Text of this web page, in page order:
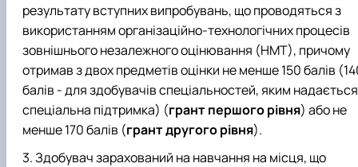
результату вступних випробувань, що проводяться з
використанням організаційно-технологічних процесів
зовнішнього незалежного оцінювання (НМТ), причому
отримав з двох предметів оцінки не менше 150 балів
балів - для здобувачів спеціальностей, яким надається
спеціальна підтримка) (грант першого рівня) або не
менше 170 балів (грант другого рівня).
Здобувач зарахований на навчання на місця, що